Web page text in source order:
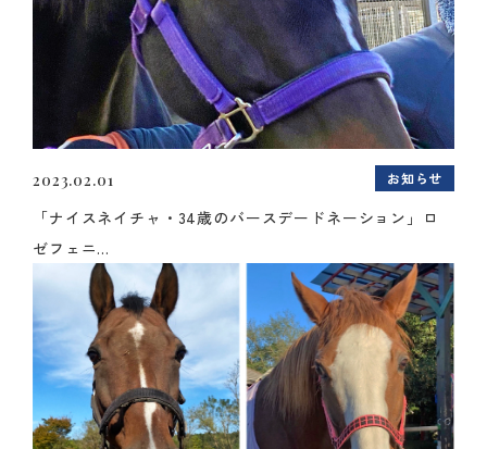
2023.02.01 お知らせ
「ナイスネイチャ・34歳のバースデードネーション」ロ
ゼフェニ...